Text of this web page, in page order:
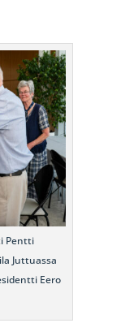
Pentti
Juttuassa
Eero